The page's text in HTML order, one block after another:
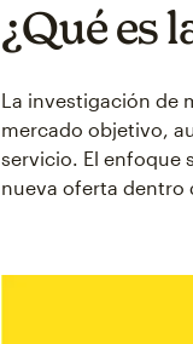
¿Qué es
La investigación de
mercado objetivo,
servicio. El enfoque
nueva oferta dentro